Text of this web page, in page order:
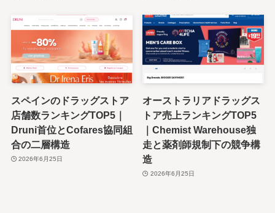
スペインのドラッグストア
店舗数ランキングTOP5｜
Druni首位とCofares協同組
合の二層構造
2026年6月25日
オーストラリアドラッグス
トア売上ランキングTOP5
｜Chemist Warehouse独
走と薬剤師規制下の競争構
造
2026年6月25日